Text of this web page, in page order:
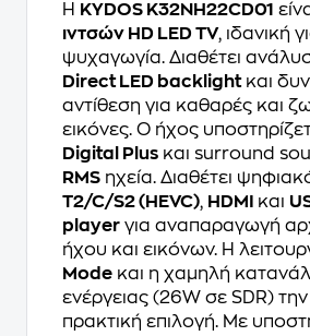
Η KYDOS K32NH22CD01
ιντσών HD LED TV, ιδανική
ψυχαγωγία. Διαθέτει
Direct LED backlightκαι
αντίθεση για καθαρές και
εικόνες. Ο ήχος
Digital Plus και surround
RMS ηχεία. Διαθέτει
T2/C/S2 (HEVC), HDMI και
player για αναπαραγωγή
ήχου και εικόνων. Η
Mode και η χαμηλή
ενέργειας (26W σε SDR)
πρακτική επιλογή. Με